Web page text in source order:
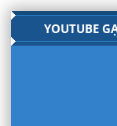
YOUTUBE